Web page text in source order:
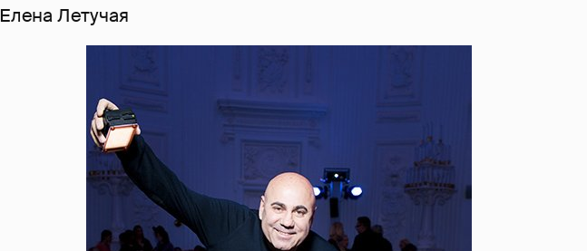
Елена Летучая